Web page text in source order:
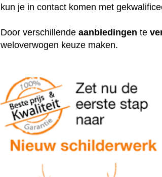
kun je in contact komen met
Door verschillendeaanbiedingen te
weloverwogen keuze maken.